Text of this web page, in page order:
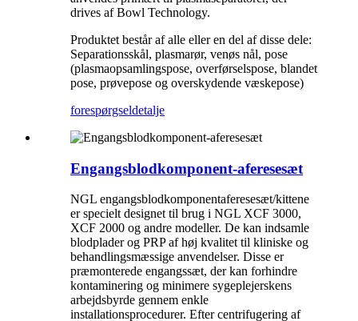
drives af Bowl Technology.
Produktet består af alle eller en del af disse dele:
Separationsskål, plasmarør, venøs nål, pose
(plasmaopsamlingspose, overførselspose, blandet
pose, prøvepose og overskydende væskepose)
forespørgseldetalje
Engangsblodkomponent-aferesesæt
NGL engangsblodkomponentaferesesæt/kittene
er specielt designet til brug i NGL XCF 3000,
XCF 2000 og andre modeller. De kan indsamle
blodplader og PRP af høj kvalitet til kliniske og
behandlingsmæssige anvendelser. Disse er
præmonterede engangssæt, der kan forhindre
kontaminering og minimere sygeplejerskens
arbejdsbyrde gennem enkle
installationsprocedurer. Efter centrifugering af